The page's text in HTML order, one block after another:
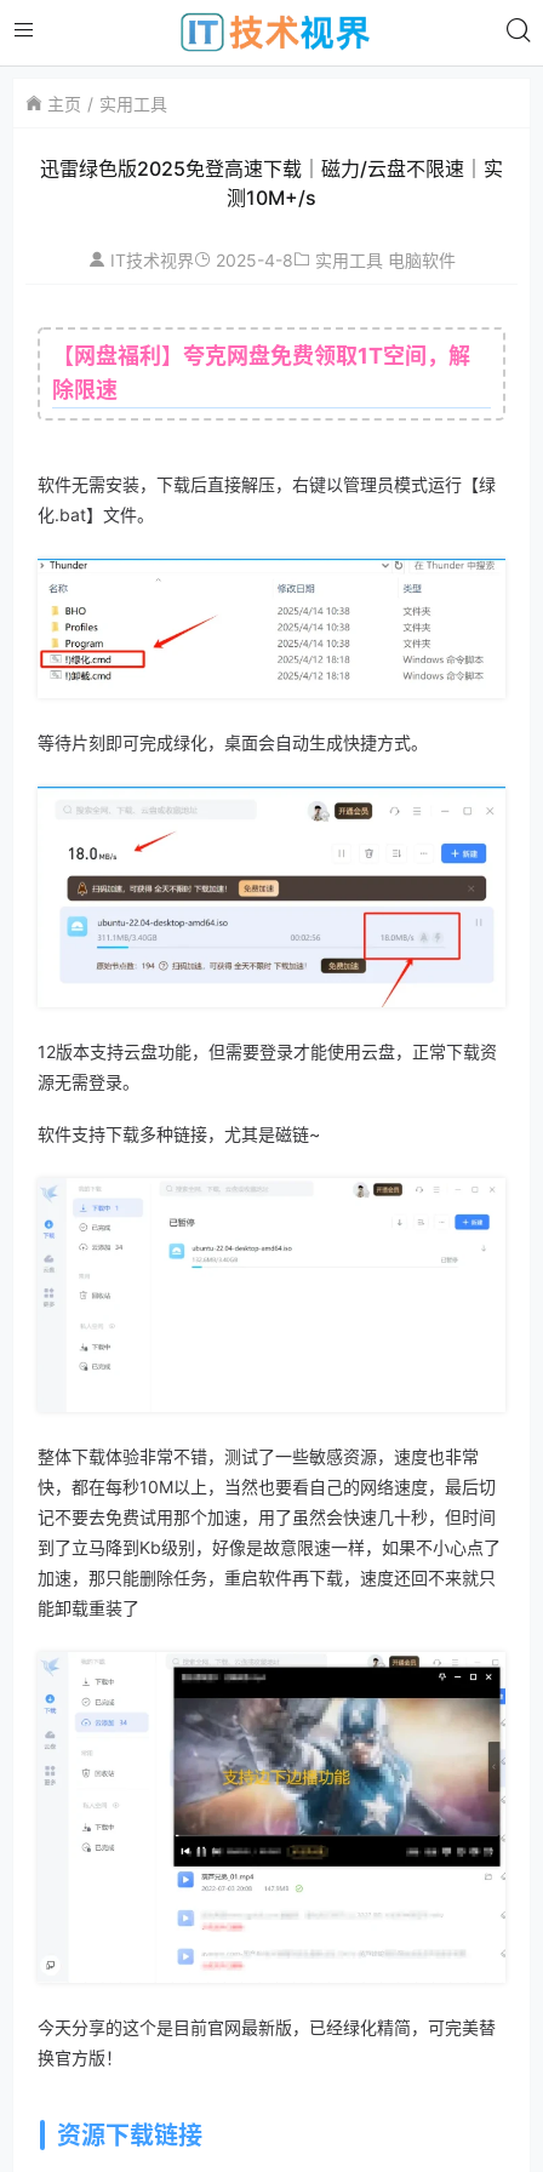
主页 实用工具
迅雷绿色版2025免登高速下载｜磁力/云盘不限速｜实
测10M+/s
IT技术视界 2025-4-8 实用工具 电脑软件
【网盘福利】夸克网盘免费领取1T空间，解
除限速
软件无需安装，下载后直接解压，右键以管理员模式运行【绿
化.bat】文件。
等待片刻即可完成绿化，桌面会自动生成快捷方式。
12版本支持云盘功能，但需要登录才能使用云盘，正常下载资
源无需登录。
软件支持下载多种链接，尤其是磁链~
整体下载体验非常不错，测试了一些敏感资源，速度也非常
快，都在每秒10M以上，当然也要看自己的网络速度，最后切
记不要去免费试用那个加速，用了虽然会快速几十秒，但时间
到了立马降到Kb级别，好像是故意限速一样，如果不小心点了
加速，那只能删除任务，重启软件再下载，速度还回不来就只
能卸载重装了
今天分享的这个是目前官网最新版，已经绿化精简，可完美替
换官方版！
资源下载链接